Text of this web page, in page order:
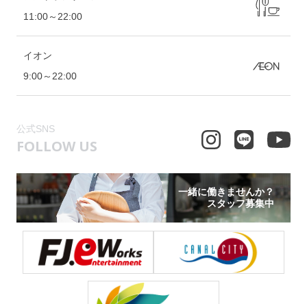
11:00～22:00
イオン
9:00～22:00
公式SNS
FOLLOW US
一緒に働きませんか？
スタッフ募集中